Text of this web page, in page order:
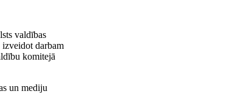
valdības
darbam
komitejā
un mediju